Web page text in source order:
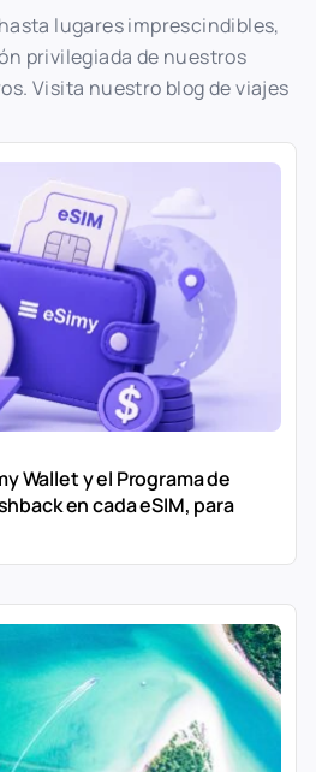
lugares imprescindibles,
privilegiada de nuestros
Visita nuestro blog de viajes
Wallet y el Programa de
en cada eSIM, para